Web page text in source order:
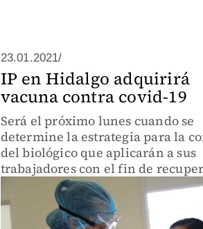
23.01.2021/
IP en Hidalgo adquirirá
vacuna contra covid-19
Será el próximo lunes cuando se
determine la estrategia para la
del biológico que aplicarán a sus
trabajadores con el fin de
tiempo para su reintegración en
municipios